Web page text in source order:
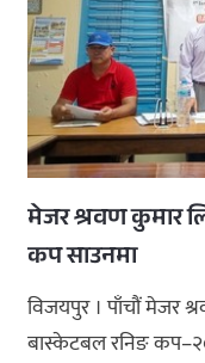
मेजर श्रवण कुमार
कप साउनमा
विजयपुर । पाँचौं मेजर
बास्केटबल रनिङ